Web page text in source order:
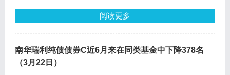
阅读更多
南华瑞利纯债债券C近6月来在同类基金中下降378名
（3月22日）